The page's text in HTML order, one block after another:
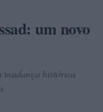
um novo
mudança histórica